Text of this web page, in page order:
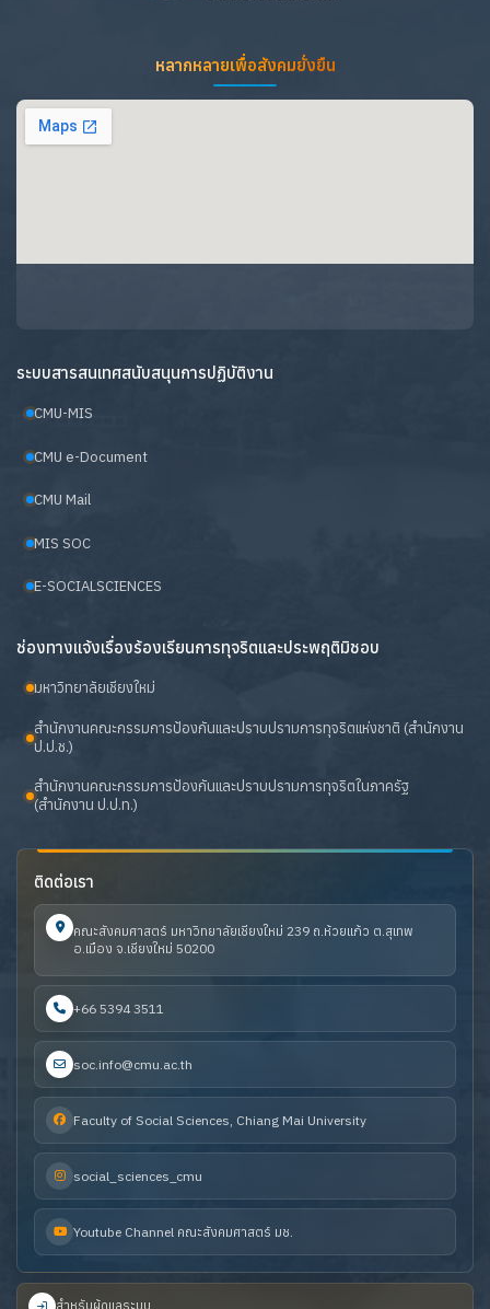
หลากหลายเพื่อสังคมยั่งยืน
ระบบสารสนเทศสนับสนุนการปฏิบัติงาน
CMU-MIS
CMU e-Document
CMU Mail
MIS SOC
E-SOCIALSCIENCES
ช่องทางแจ้งเรื่องร้องเรียนการทุจริตและประพฤติมิชอบ
มหาวิทยาลัยเชียงใหม่
สำนักงานคณะกรรมการป้องกันและปราบปรามการทุจริตแห่งชาติ (สำนักงาน
ป.ป.ช.)
สำนักงานคณะกรรมการป้องกันและปราบปรามการทุจริตในภาครัฐ
(สำนักงาน ป.ป.ท.)
ติดต่อเรา
คณะสังคมศาสตร์ มหาวิทยาลัยเชียงใหม่ 239 ถ.ห้วยแก้ว ต.สุเทพ
อ.เมือง จ.เชียงใหม่ 50200
+66 5394 3511
soc.info@cmu.ac.th
Faculty of Social Sciences, Chiang Mai University
social_sciences_cmu
Youtube Channel คณะสังคมศาสตร์ มช.
สำหรับผู้ดูแลระบบ